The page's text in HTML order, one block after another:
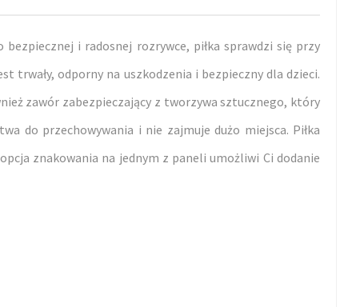
i radosnej rozrywce, piłka sprawdzi się przy
trwały, odporny na uszkodzenia i bezpieczny dla dzieci.
zawór zabezpieczający z tworzywa sztucznego, który
do przechowywania i nie zajmuje dużo miejsca. Piłka
znakowania na jednym z paneli umożliwi Ci dodanie